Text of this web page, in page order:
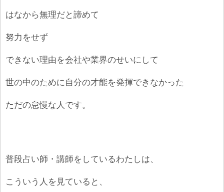
はなから無理だと諦めて
努力をせず
できない理由を会社や業界のせいにして
世の中のために自分の才能を発揮できなかった
ただの怠慢な人です。
普段占い師・講師をしているわたしは、
こういう人を見ていると、